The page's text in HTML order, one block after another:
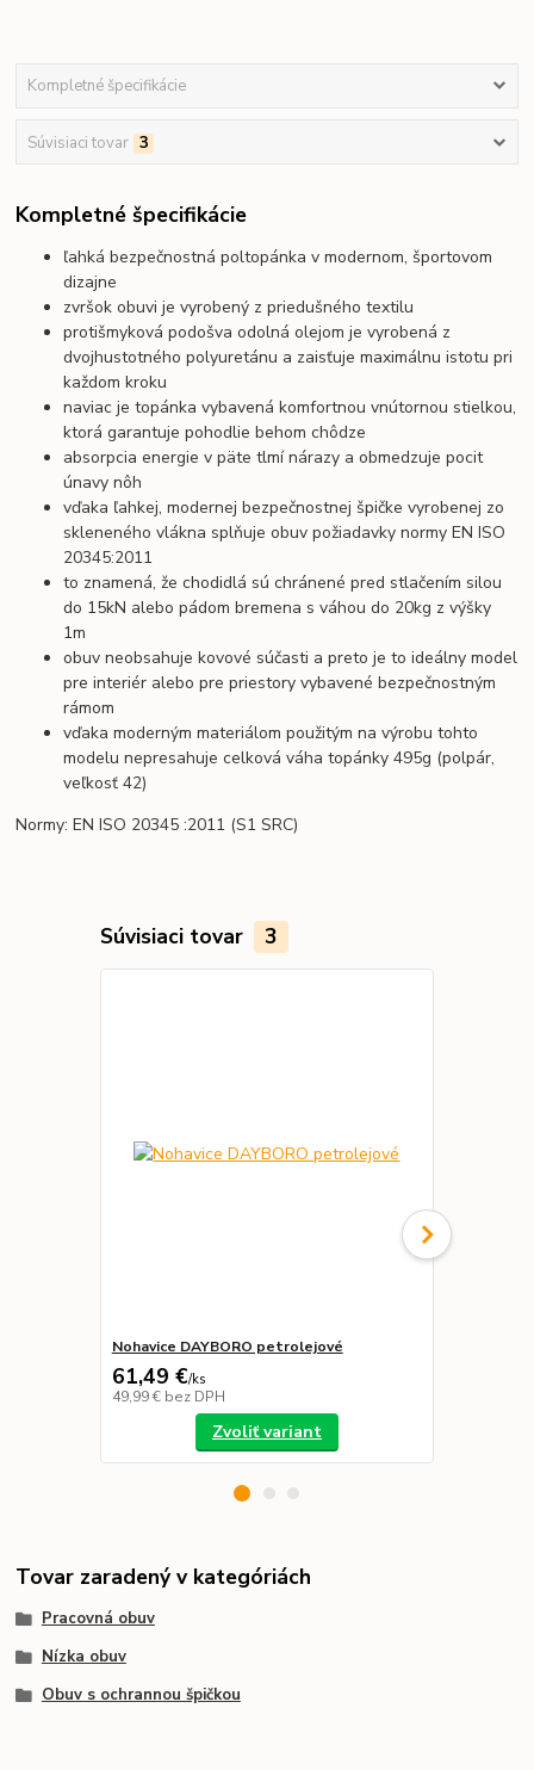
Kompletné špecifikácie
Súvisiaci tovar 3
Kompletné špecifikácie
ľahká bezpečnostná poltopánka v modernom, športovom
dizajne
zvršok obuvi je vyrobený z priedušného textilu
protišmyková podošva odolná olejom je vyrobená z
dvojhustotného polyuretánu a zaisťuje maximálnu istotu pri
každom kroku
naviac je topánka vybavená komfortnou vnútornou stielkou,
ktorá garantuje pohodlie behom chôdze
absorpcia energie v päte tlmí nárazy a obmedzuje pocit
únavy nôh
vďaka ľahkej, modernej bezpečnostnej špičke vyrobenej zo
skleneného vlákna splňuje obuv požiadavky normy EN ISO
20345:2011
to znamená, že chodidlá sú chránené pred stlačením silou
do 15kN alebo pádom bremena s váhou do 20kg z výšky
1m
obuv neobsahuje kovové súčasti a preto je to ideálny model
pre interiér alebo pre priestory vybavené bezpečnostným
rámom
vďaka moderným materiálom použitým na výrobu tohto
modelu nepresahuje celková váha topánky 495g (polpár,
veľkosť 42)
Normy: EN ISO 20345 :2011 (S1 SRC)
Súvisiaci tovar 3
Nohavice DAYBORO petrolejové
61,49 €/ks
49,99 € bez DPH
Zvoliť variant
Tovar zaradený v kategóriách
Pracovná obuv
Nízka obuv
Obuv s ochrannou špičkou